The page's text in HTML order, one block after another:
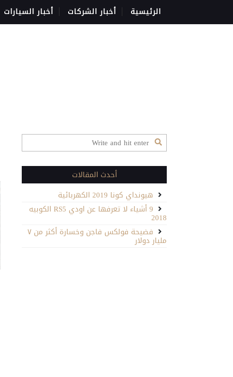
الرئيسية أخبار الشركات أخبار السيارات
أحدث المقالات
هيونداي كونا 2019 الكهربائية
9 أشياء لا تعرفها عن اودي RS5 الكوبيه
2018
فضيحة فولكس فاجن وخسارة أكثر من ٧
مليار دولار